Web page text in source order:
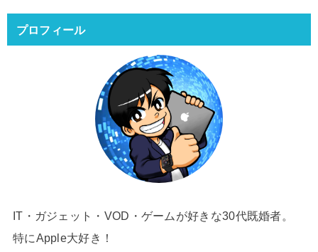
プロフィール
IT・ガジェット・VOD・ゲームが好きな30代既婚者。
特にApple大好き！